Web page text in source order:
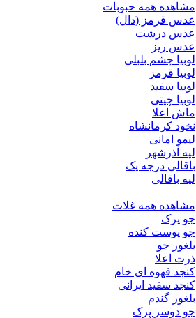
مشاهده همه حبوبات
عدس قرمز (دال)
عدس درشت
عدس ریز
لوبیا چشم بلبلی
لوبیا قرمز
لوبیا سفید
لوبیا چیتی
ماش اعلا
نخود کرمانشاه
لیمو امانی
لپه آذرشهر
باقالی درجه یک
لپه باقالی
مشاهده همه غلات
جو پرک
جو پوست کنده
بلغور جو
ذرت اعلا
کنجد قهوه ای خام
کنجد سفید ایرانی
بلغور گندم
جو دوسر پرک